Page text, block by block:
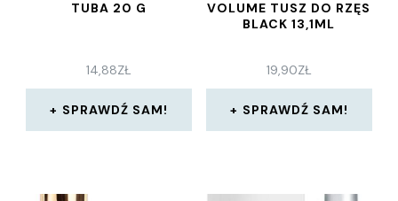
TUBA 20 G
14,88ZŁ
SPRAWDŹ SAM!
VOLUME TUSZ DO RZĘS
BLACK 13,1ML
19,90ZŁ
SPRAWDŹ SAM!